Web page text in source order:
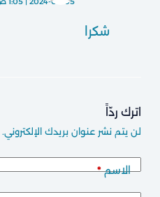
شكرا
اترك ردّاً
لن يتم نشر عنوان بريدك الإلكتروني.
الاسم*